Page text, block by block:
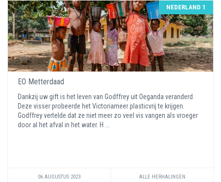
NEDERLAND 1
EO Metterdaad
Dankzij uw gift is het leven van Godffrey uit Oeganda veranderd.
Deze visser probeerde het Victoriameer plasticvrij te krijgen.
Godffrey vertelde dat ze niet meer zo veel vis vangen als vroeger
door al het afval in het water. H ...
06 AUGUSTUS 2023 ALLE HERHALINGEN